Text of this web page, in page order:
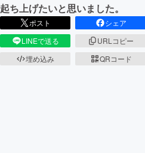
起ち上げたいと思いました。
ポスト
シェア
LINEで送る
URLコピー
埋め込み
QRコード